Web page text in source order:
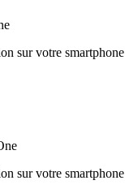
sur votre smartphone
sur votre smartphone